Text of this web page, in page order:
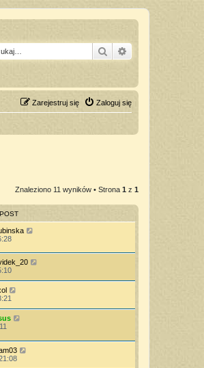
Szukaj
Zaloguj się
Zarejestruj się
Znaleziono 11 wyników • Strona 1 z 1